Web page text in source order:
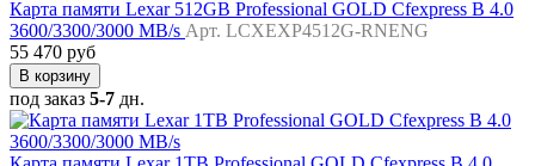
Карта памяти Lexar 512GB Professional GOLD Cfexpress B 4.0
3600/3300/3000 MB/s Арт. LCXEXP4512G-RNENG
55 470 руб
В корзину
под заказ 5-7 дн.